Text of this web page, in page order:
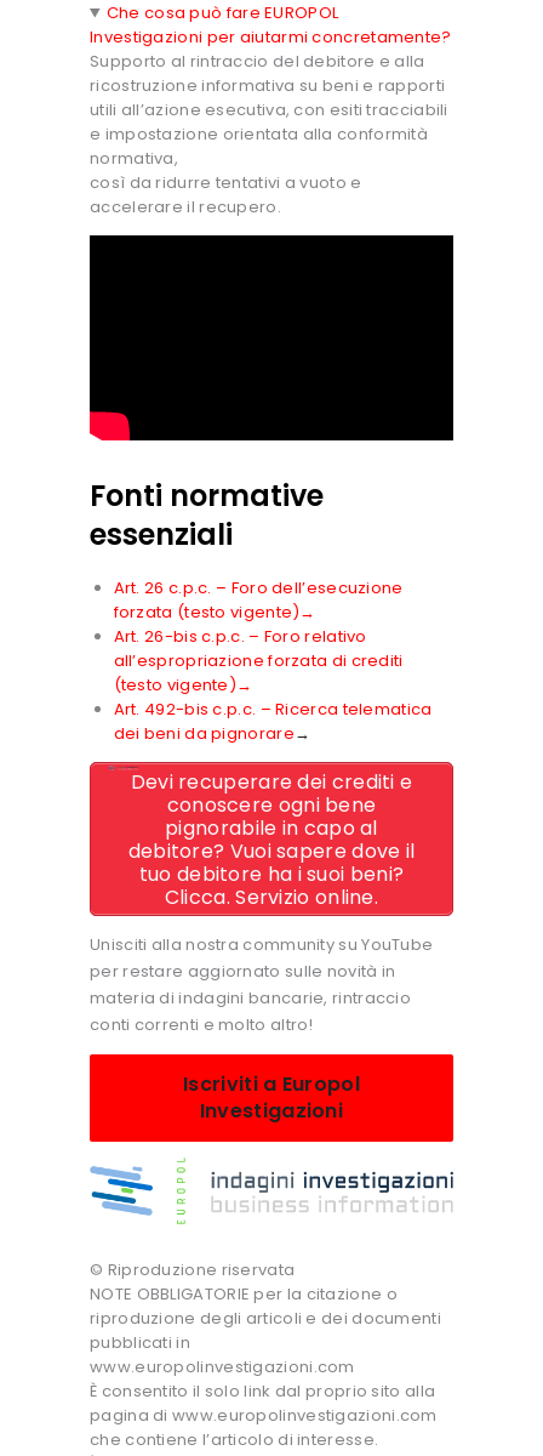
Che cosa può fare EUROPOL
Investigazioni per aiutarmi concretamente?
Supporto al rintraccio del debitore e alla
ricostruzione informativa su beni e rapporti
utili all’azione esecutiva, con esiti tracciabili
e impostazione orientata alla conformità
normativa,
così da ridurre tentativi a vuoto e
accelerare il recupero.
Fonti normative
essenziali
Art. 26 c.p.c. – Foro dell’esecuzione
forzata (testo vigente)→
Art. 26-bis c.p.c. – Foro relativo
all’espropriazione forzata di crediti
(testo vigente)→
Art. 492-bis c.p.c. – Ricerca telematica
dei beni da pignorare→
Devi recuperare dei crediti e
conoscere ogni bene
pignorabile in capo al
debitore? Vuoi sapere dove il
tuo debitore ha i suoi beni?
Clicca. Servizio online.
Unisciti alla nostra community su YouTube
per restare aggiornato sulle novità in
materia di indagini bancarie, rintraccio
conti correnti e molto altro!
Iscriviti a Europol
Investigazioni
© Riproduzione riservata
NOTE OBBLIGATORIE per la citazione o
riproduzione degli articoli e dei documenti
pubblicati in
www.europolinvestigazioni.com
È consentito il solo link dal proprio sito alla
pagina di www.europolinvestigazioni.com
che contiene l’articolo di interesse.